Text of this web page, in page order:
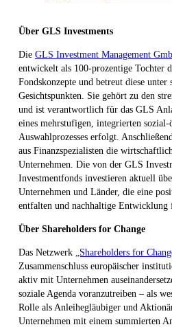
Über GLS Investments
Die GLS Investment Management
entwickelt als 100-prozentige Tochter
Fondskonzepte und betreut diese unter
Gesichtspunkten. Sie gehört zu den
und ist verantwortlich für das GLS
eines mehrstufigen, integrierten sozial-
Auswahlprozesses erfolgt.
aus Finanzspezialisten die
Unternehmen. Die von der GLS
Investmentfonds investieren aktuell
Unternehmen und Länder, die eine
entfalten und nachhaltige Entwicklung
Über Shareholders for Change
Das Netzwerk „Shareholders for
Zusammenschluss europäischer
aktiv mit Unternehmen
soziale Agenda voranzutreiben – als
Rolle als Anleihegläubiger und
Unternehmen mit einem summierten